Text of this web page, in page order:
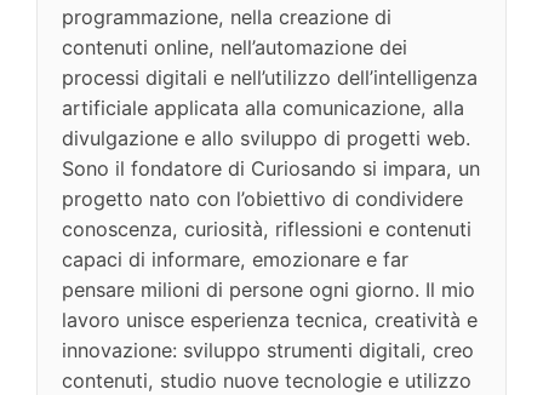
programmazione, nella creazione di
contenuti online, nell’automazione dei
processi digitali e nell’utilizzo dell’intelligenza
artificiale applicata alla comunicazione, alla
divulgazione e allo sviluppo di progetti web.
Sono il fondatore di Curiosando si impara, un
progetto nato con l’obiettivo di condividere
conoscenza, curiosità, riflessioni e contenuti
capaci di informare, emozionare e far
pensare milioni di persone ogni giorno. Il mio
lavoro unisce esperienza tecnica, creatività e
innovazione: sviluppo strumenti digitali, creo
contenuti, studio nuove tecnologie e utilizzo